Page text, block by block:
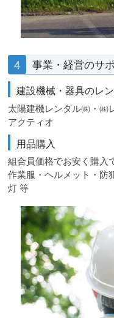
4
事業・経営のサ
建設機械・器具のレ
太陽建機レンタル㈱・㈱
アクティオ
用品購入
組合員価格でお安く購入
作業服・ヘルメット・防
灯 等